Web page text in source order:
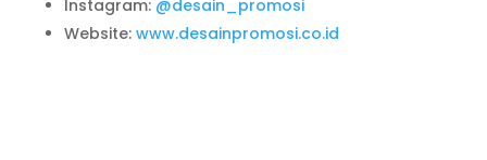
Instagram: @desain_promosi
Website: www.desainpromosi.co.id